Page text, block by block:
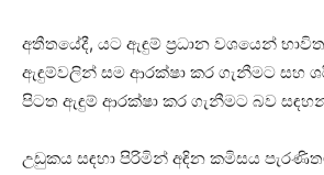
අතීතයේදී, යට ඇඳුම් ප්‍රධාන වශයෙන්
ඇඳුම්වලින් සම ආරක්ෂා කර ගැනීමට සහ
පිටත ඇඳුම් ආරක්ෂා කර ගැනීමට බව
උඩුකය සඳහා පිරිමින් අඳින කමිසය